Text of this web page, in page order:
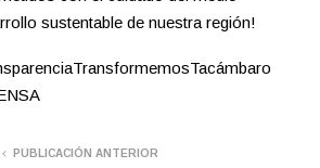
sustentable de nuestra región!
PUBLICACIÓN ANTERIOR